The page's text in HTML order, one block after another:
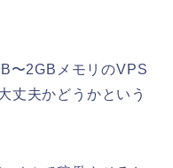
〜2GBメモリのVPS
丈夫かどうかという